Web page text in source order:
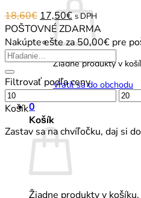
Žiadne produkty v
Vrátiť sa do obchodu
0
Košík
Žiadne produkty v košíku.
18,60€ Original
price
was:
18,60€.
17,50€Current
price
is:
s DPH
POŠTOVNÉ ZDARMA
Nakúpte ešte za50,00€ pre
Filtrovať podľa ceny
Minimálna
cena
Košík
Zastav sa na chvíľočku, daj si